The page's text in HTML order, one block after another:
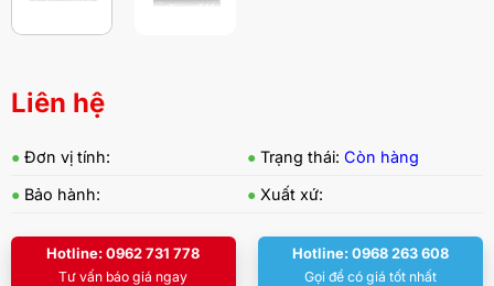
Liên hệ
● Đơn vị tính: ● Trạng thái: Còn hàng
● Bảo hành: ● Xuất xứ:
Hotline: 0962 731 778
Tư vấn báo giá ngay
Hotline: 0968 263 608
Gọi để có giá tốt nhất